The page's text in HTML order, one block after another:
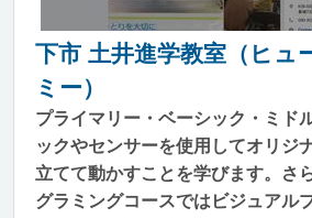
下市 土井進学教室（ヒュ
ミー）
プライマリー・ベーシック・ミド
ックやセンサーを使用してオリジ
立てて動かすことを学びます。さ
グラミングコースではビジュアル